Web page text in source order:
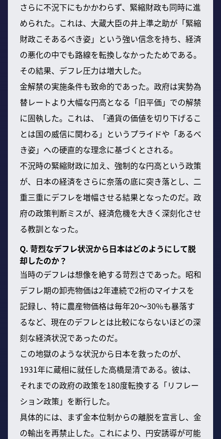
さらに不況下にもかかわらず、緊縮財政も同時に進
められた。これは、大蔵大臣の井上準之助が「緊縮
財政こそあるべき姿」という強い信念を持ち、経済
の悪化の中でも路線を転換しなかったためである。
その結果、デフレ圧力は増大した。
金解禁の実施条件も致命的であった。政府は実勢為
替レートより大幅な円高となる「旧平価」での解禁
に固執した。これは、「通貨の価値を切り下げるこ
とは国の威信に関わる」というプライドや「あるべ
き姿」への硬直的な理念に基づくとされる。
不況時の緊縮財政に加え、強制的な円高という政策
が、日本の経済をさらに奈落の底に突き落とし、二
重三重にデフレを増幅させる結果となったのだ。政
府の政策判断ミスが、経済危機を大きく深刻化させ
る教訓となった。
Q. 苛烈なデフレ状況から日本はどのようにして脱
却したのか？
当時のデフレは想像を絶する苛烈さであった。昭和
デフレ期の卸売物価は2年連続で2桁のマイナスを
記録し、特に農産物価格は毎年20～30%も暴落す
るなど、現在のデフレとは比較にならないほどの深
刻な経済状況であったのだ。
この地獄のような状況から日本を救ったのが、
1931年に蔵相に就任した高橋是清である。彼は、
それまでの政府の政策を180度転換する「リフレー
ション政策」を断行した。
具体的には、まず金本位制からの離脱を宣言し、金
の輸出を再禁止した。これにより、円安誘導が可能